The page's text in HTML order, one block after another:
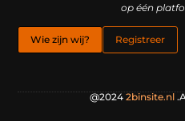
op één
Wie zijn wij? Registreer
@2024 2binsite.nl